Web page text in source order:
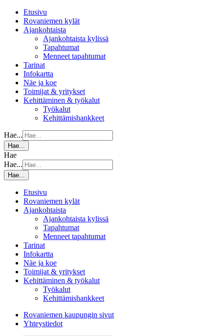
Etusivu
Rovaniemen kylät
Ajankohtaista
Ajankohtaista kylissä
Tapahtumat
Menneet tapahtumat
Tarinat
Infokartta
Näe ja koe
Toimijat & yritykset
Kehittäminen & työkalut
Työkalut
Kehittämishankkeet
Hae...
Hae...
Hae
Hae...
Hae...
Etusivu
Rovaniemen kylät
Ajankohtaista
Ajankohtaista kylissä
Tapahtumat
Menneet tapahtumat
Tarinat
Infokartta
Näe ja koe
Toimijat & yritykset
Kehittäminen & työkalut
Työkalut
Kehittämishankkeet
Rovaniemen kaupungin sivut
Yhteystiedot